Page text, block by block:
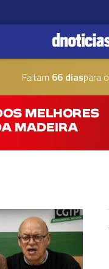
Faltam 66 diaspara